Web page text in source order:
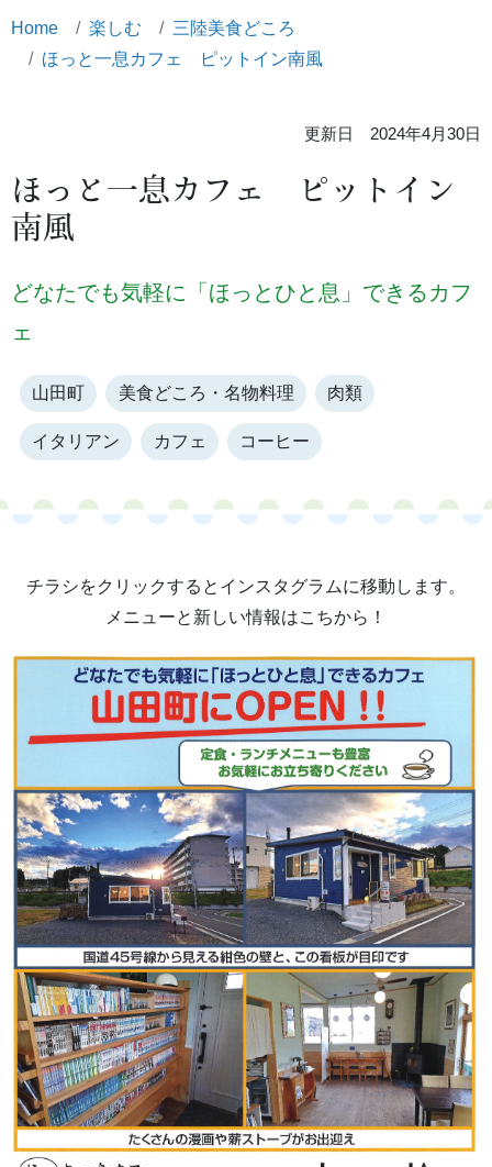
Home 楽しむ
三陸美食どころ
ほっと一息カフェ ピットイン南風
更新日 2024年4月30日
ほっと一息カフェ ピットイン
南風
どなたでも気軽に「ほっとひと息」できるカフ
ェ
山田町 美食どころ・名物料理 肉類
イタリアン カフェ コーヒー
チラシをクリックするとインスタグラムに移動します。
メニューと新しい情報はこちから！